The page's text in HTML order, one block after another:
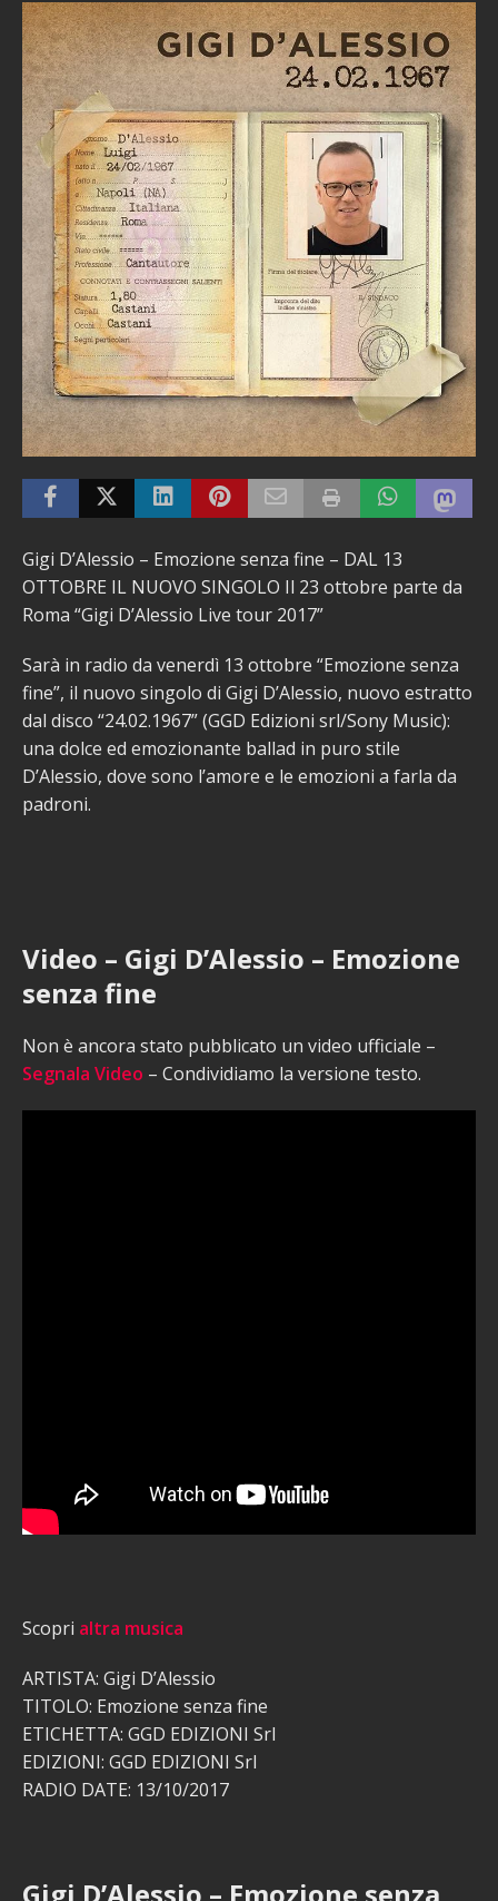
Gigi D’Alessio – Emozione senza fine – DAL 13
OTTOBRE IL NUOVO SINGOLO Il 23 ottobre parte da
Roma “Gigi D’Alessio Live tour 2017”
Sarà in radio da venerdì 13 ottobre “Emozione senza
fine”, il nuovo singolo di Gigi D’Alessio, nuovo estratto
dal disco “24.02.1967” (GGD Edizioni srl/Sony Music):
una dolce ed emozionante ballad in puro stile
D’Alessio, dove sono l’amore e le emozioni a farla da
padroni.
Video – Gigi D’Alessio – Emozione
senza fine
Non è ancora stato pubblicato un video ufficiale –
Segnala Video – Condividiamo la versione testo.
Scopri altra musica
ARTISTA: Gigi D’Alessio
TITOLO: Emozione senza fine
ETICHETTA: GGD EDIZIONI Srl
EDIZIONI: GGD EDIZIONI Srl
RADIO DATE: 13/10/2017